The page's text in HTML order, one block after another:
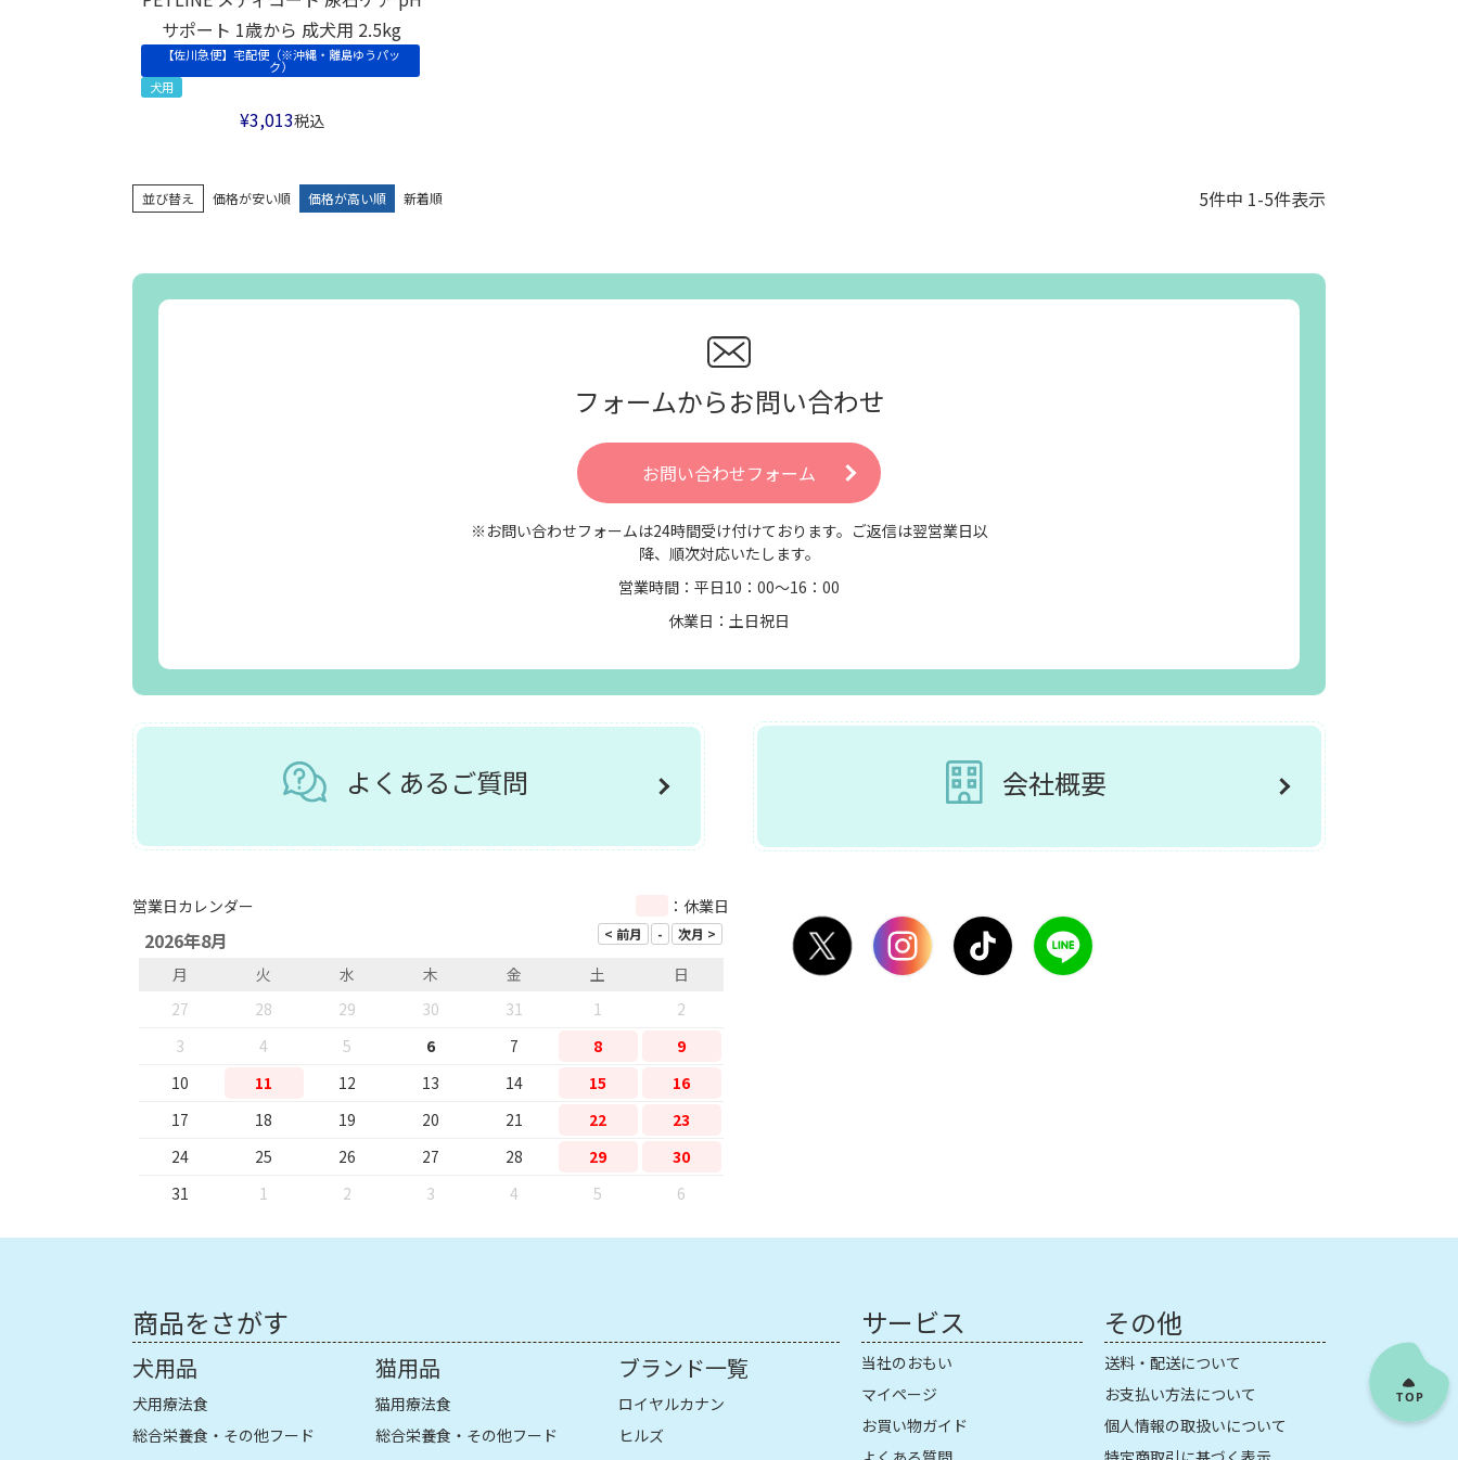
サポート 1歳から 成犬用 2.5kg
【佐川急便】宅配便（※沖縄・離島ゆうパッ
ク）
犬用
¥3,013税込
並び替え 価格が安い順 価格が高い順 新着順 5件中 1-5件表示
フォームからお問い合わせ
お問い合わせフォーム
※お問い合わせフォームは24時間受け付けております。ご返信は翌営業日以
降、順次対応いたします。
営業時間：平日10：00～16：00
休業日：土日祝日
よくあるご質問 会社概要
営業日カレンダー ：休業日
2026年8月
月 火 水 木 金 土
日
27
28 29 30 31 1
2
3
4 5 6 7 8
9
10
11 12 13 14 15
16
17
18 19 20 21 22
23
24
25 26 27 28 29
30
31
1 2 3 4 5 6
商品をさがす
犬用品
犬用療法食
総合栄養食・その他フード
猫用品
猫用療法食
総合栄養食・その他フード
ブランド一覧
ロイヤルカナン
ヒルズ
サービス
当社のおもい
マイページ
お買い物ガイド
その他
送料・配送について
お支払い方法について
個人情報の取扱いについて